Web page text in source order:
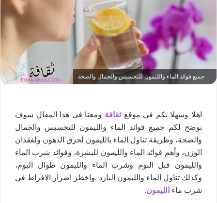
جميع فوائد الماء والليمون للتخسيس والجمال والصحة
اهلا وسهلا بكم في موقعثقافة ومعنا في هذا المقال سوف
نوضح لكم جميع فوائد الماء والليمون للتخسيس والجمال
والصحة، وطريقة تناول الماء بالليمون لحرق الدهون ولفقدان
الوزن، وأهم فوائد الماء والليمون للبشرة، وفوائد شرب الماء
والليمون قبل النوم وشرب الماء والليمون طوال اليوم،
وكذلك تناول الماء والليمون البارد ,واخطر اضرار الافراط في
شرب ماء الليمون.